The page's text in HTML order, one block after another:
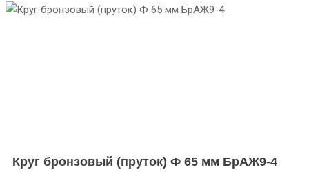
Круг бронзовый (пруток) Ф 65 мм БрАЖ9-4